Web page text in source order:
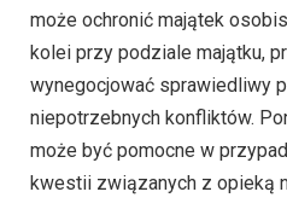
może ochronić majątek
kolei przy podziale majątku,
wynegocjować sprawiedliwy
niepotrzebnych konfliktów.
może być pomocne w
kwestii związanych z opieką